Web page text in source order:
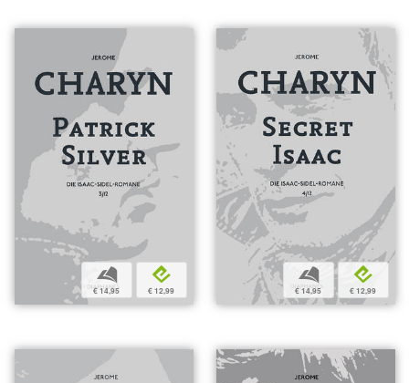
b
€ 14,95
e
€ 12,99
b
€ 14,95
e
€ 12,99